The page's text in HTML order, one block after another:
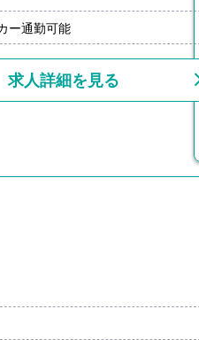
ー通勤可能
求人詳細を見る